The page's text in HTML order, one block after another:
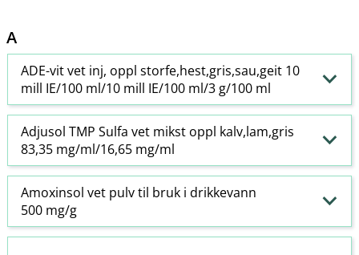
A
ADE-vit vet inj, oppl storfe,hest,gris,sau,geit 10
mill IE/100 ml/10 mill IE/100 ml/3 g/100 ml
Adjusol TMP Sulfa vet mikst oppl kalv,lam,gris
83,35 mg/ml/16,65 mg/ml
Amoxinsol vet pulv til bruk i drikkevann
500 mg/g